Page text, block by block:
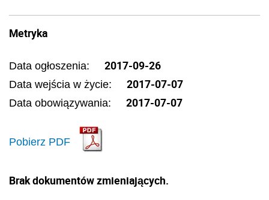
Metryka
Data ogłoszenia: 2017-09-26
Data wejścia w życie: 2017-07-07
Data obowiązywania: 2017-07-07
Pobierz PDF
Brak dokumentów zmieniających.